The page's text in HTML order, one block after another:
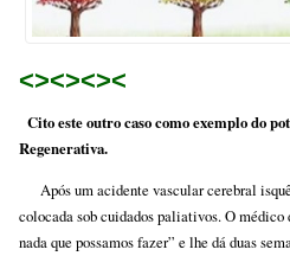
<><><><
Cito este outro caso como exemplo do
Regenerativa.
Após um acidente vascular cerebral
colocada sob cuidados paliativos. O
nada que possamos fazer” e lhe dá duas